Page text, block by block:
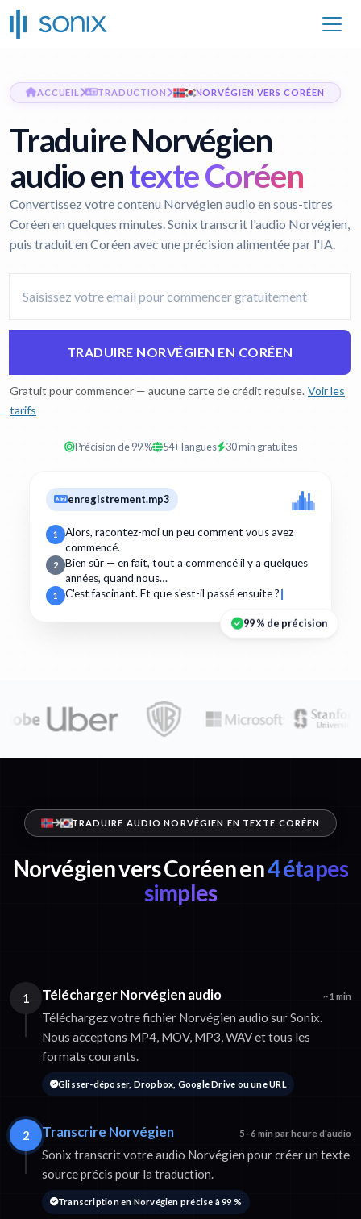
ACCUEIL TRADUCTION NORVÉGIEN VERS CORÉEN
Traduire Norvégien
audio entexte Coréen
Convertissez votre contenu Norvégien audio en sous-titres
Coréen en quelques minutes. Sonix transcrit l'audio Norvégien,
puis traduit en Coréen avec une précision alimentée par l'IA.
TRADUIRE NORVÉGIEN EN CORÉEN
Gratuit pour commencer — aucune carte de crédit requise. Voir les
tarifs
Précision de 99 % 54+ langues 30 min gratuites
enregistrement.mp3
1
Alors, racontez-moi un peu comment vous avez
commencé.
2
Bien sûr — en fait, tout a commencé il y a quelques
années, quand nous…
1 C'est fascinant. Et que s'est-il passé ensuite ?
99 % de précision
TRADUIRE AUDIO NORVÉGIEN EN TEXTE CORÉEN
Norvégien vers Coréen en4 étapes
simples
1 Télécharger Norvégien audio ~1 min
Téléchargez votre fichier Norvégien audio sur Sonix.
Nous acceptons MP4, MOV, MP3, WAV et tous les
formats courants.
Glisser-déposer, Dropbox, Google Drive ou une URL
2 Transcrire Norvégien 5–6 min par heure d'audio
Sonix transcrit votre audio Norvégien pour créer un texte
source précis pour la traduction.
Transcription en Norvégien précise à 99 %